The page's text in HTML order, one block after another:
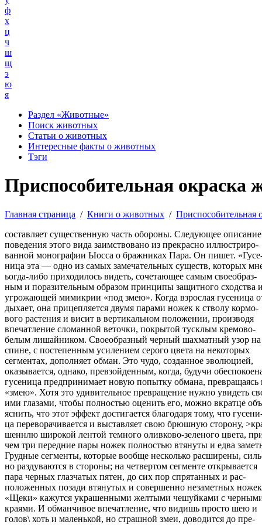
ф
х
ц
ч
ш
щ
э
ю
я
Раздел «Животные»
Поиск животных
Статьи о животных
Интересные факты о животных
Тэги
Приспособительная окраска
Главная страница / Книги о животных / Приспособительная
составляет существенную часть обороны. Следующее описание
поведения этого вида заимствовано из прекрасно иллюстриро-
ванной монографии Ыосса о бражниках Пара. Он пишет.
ница эта — одно из самых замечательных существ, которых
ьогда-либо приходилось видеть, сочетающее самым своеобраз-
ным и поразительным образом принципы защитного сходства и
угрожающей мимикрии «под змею». Когда взрослая гусеница
дыхает, она прицепляется двумя парами ножек к стволу кормо-
вого растения и висит в вертикальном положении, производя
впечатление сломанной веточки, покрытой тусклым кремово-
белым лишайником. Своеобразный черный шахматный узор на
спине, с постепенным усилением серого цвета на некоторых
сегментах, дополняет обман. Это чудо, созданное эволюцией,
оказывается, однако, превзойденным, когда, будучи
гусеница предпринимает новую попытку обмана, превращаясь
«змею». Хотя это удивительное превращение нужно увидеть
ими глазами, чтобы полностью оценить его, можно вкратце
яснить, что этот эффект достигается благодаря тому, что
ца переворачивается и выставляет свою брюшную сторону,
шеннлю широкой лентой темного оливково-зеленого цвета,
чем три передние пары ножек полностью втянуты и едва
Грудные сегменты, которые вообще несколько расширены,
но раздуваются в стороны; на четвертом сегменте открывается
пара черных глазчатых пятен, до сих пор спрятанных и рас-
положенных позади втянутых и совершенно незаметных
«Щеки» кажутся украшенными желтыми чешуйками с
краями. И обманчивое впечатление, что видишь просто шею и
голов\ хоть и маленькой, но страшной змеи, доводится до пре-